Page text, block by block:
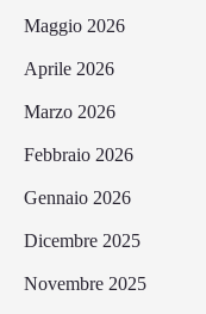
Maggio 2026
Aprile 2026
Marzo 2026
Febbraio 2026
Gennaio 2026
Dicembre 2025
Novembre 2025